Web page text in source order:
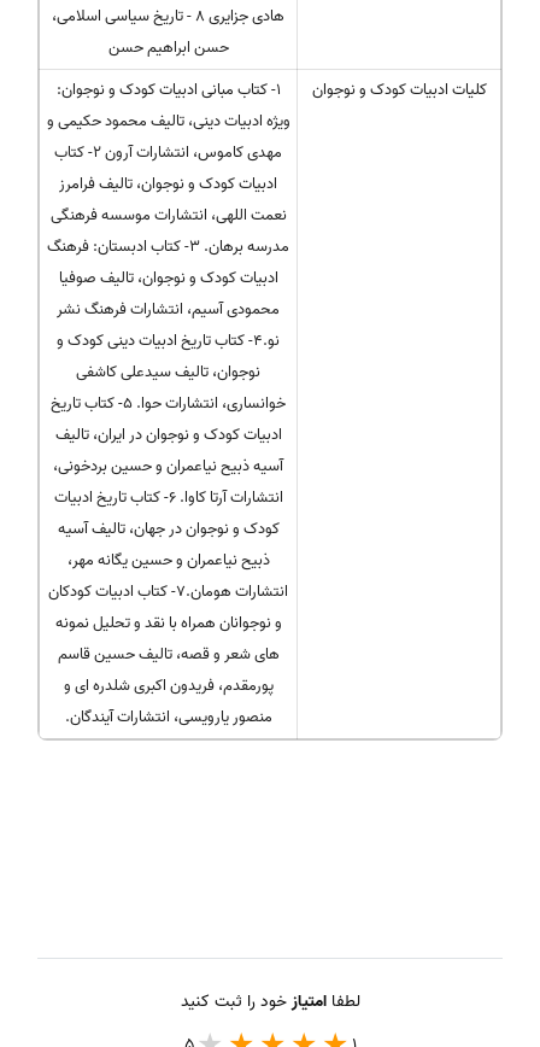
هادی جزایری 8 - تاریخ سیاسی اسلامی،
حسن ابراهیم حسن
کلیات ادبیات کودک و نوجوان
۱- کتاب مبانی ادبیات کودک و نوجوان:
ویژه ادبیات دینی، تالیف محمود حکیمی و
مهدی کاموس، انتشارات آرون ۲- کتاب
ادبیات کودک و نوجوان، تالیف فرامرز
نعمت اللهی، انتشارات موسسه فرهنگی
مدرسه برهان. ۳- کتاب ادبستان: فرهنگ
ادبیات کودک و نوجوان، تالیف صوفیا
محمودی آسیم، انتشارات فرهنگ نشر
نو.۴- کتاب تاریخ ادبیات دینی کودک و
نوجوان، تالیف سیدعلی کاشفی
خوانساری، انتشارات حوا. ۵- کتاب تاریخ
ادبیات کودک و نوجوان در ایران، تالیف
آسیه ذبیح نیاعمران و حسین بردخونی،
انتشارات آرتا کاوا. ۶- کتاب تاریخ ادبیات
کودک و نوجوان در جهان، تالیف آسیه
ذبیح نیاعمران و حسین یگانه مهر،
انتشارات هومان.۷- کتاب ادبیات کودکان
و نوجوانان همراه با نقد و تحلیل نمونه
های شعر و قصه، تالیف حسین قاسم
پورمقدم، فریدون اکبری شلدره ای و
منصور یارویسی، انتشارات آیندگان.
لطفاامتیازخود را ثبت کنید